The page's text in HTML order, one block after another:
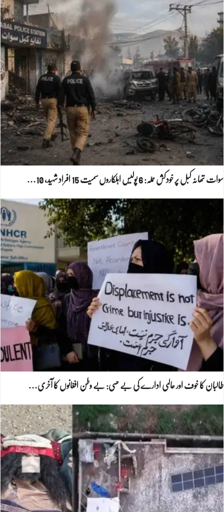
سوات تھانہ کبل پر خودکش حملہ: 6 پولیس اہلکاروں سمیت 15 افراد شہید، 10…
طالبان کا خوف اور عالمی ادارے کی بے حسی: بے وطن افغانوں کا آخری…